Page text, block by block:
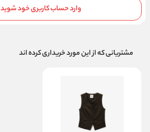
وارد حساب کاربری خود شوید
مشتریانی که از این مورد خریداری کرده اند